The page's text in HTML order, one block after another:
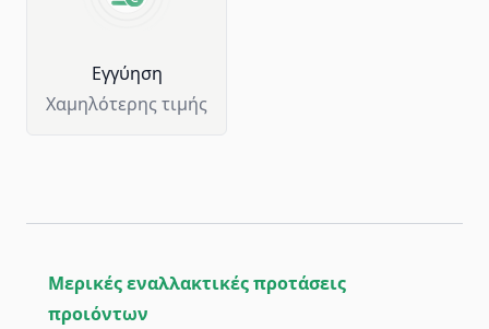
Eγγύηση
Χαμηλότερης τιμής
Μερικές εναλλακτικές προτάσεις
προιόντων